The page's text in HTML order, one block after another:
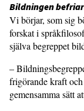
Bildningen befriar
Vi börjar, som sig
forskat i
själva begreppet
–
frigörande kraft
gemensamma sätt